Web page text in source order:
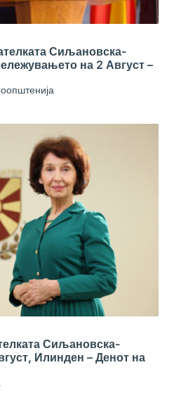
Сиљановска-
на 2 Август –
Сиљановска-
Илинден – Денот на